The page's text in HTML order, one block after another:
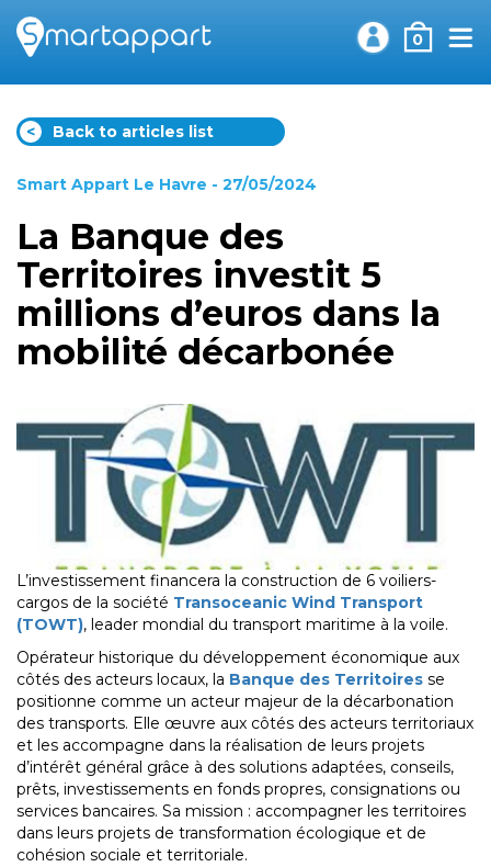
0
< Back to articles list
Smart Appart Le Havre - 27/05/2024
La Banque des
Territoires investit 5
millions d’euros dans la
mobilité décarbonée
L’investissement financera la construction de 6 voiliers-
cargos de la société Transoceanic Wind Transport
(TOWT), leader mondial du transport maritime à la voile.
Opérateur historique du développement économique aux
côtés des acteurs locaux, la Banque des Territoires se
positionne comme un acteur majeur de la décarbonation
des transports. Elle œuvre aux côtés des acteurs territoriaux
et les accompagne dans la réalisation de leurs projets
d’intérêt général grâce à des solutions adaptées, conseils,
prêts, investissements en fonds propres, consignations ou
services bancaires. Sa mission : accompagner les territoires
dans leurs projets de transformation écologique et de
cohésion sociale et territoriale.